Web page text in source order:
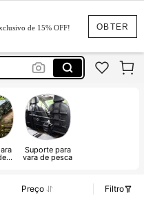
OBTER
de 15% OFF!
Suporte para
vara de pesca
Preço
Filtro